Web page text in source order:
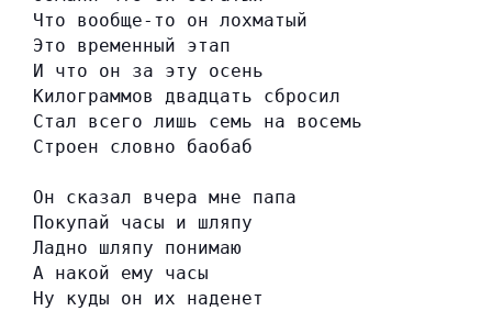
Что вообще-то он лохматый
Это временный этап
И что он за эту осень
Килограммов двадцать сбросил
Стал всего лишь семь на восемь
Строен словно баобаб
Он сказал вчера мне папа
Покупай часы и шляпу
Ладно шляпу понимаю
А накой ему часы
Ну куды он их наденет